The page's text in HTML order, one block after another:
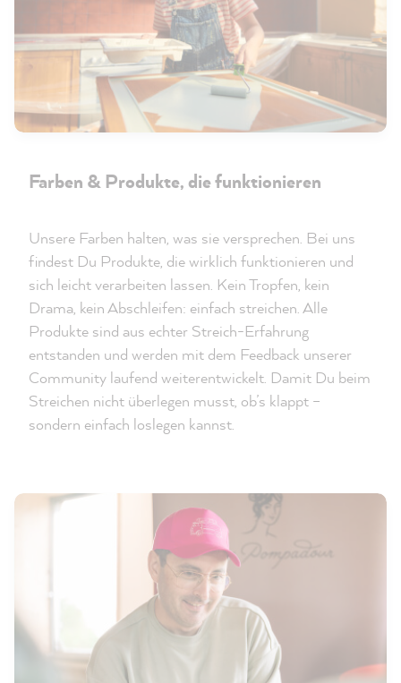
Farben & Produkte, die funktionieren
Unsere Farben halten, was sie versprechen. Bei uns
findest Du Produkte, die wirklich funktionieren und
sich leicht verarbeiten lassen. Kein Tropfen, kein
Drama, kein Abschleifen: einfach streichen. Alle
Produkte sind aus echter Streich-Erfahrung
entstanden und werden mit dem Feedback unserer
Community laufend weiterentwickelt. Damit Du beim
Streichen nicht überlegen musst, ob’s klappt –
sondern einfach loslegen kannst.